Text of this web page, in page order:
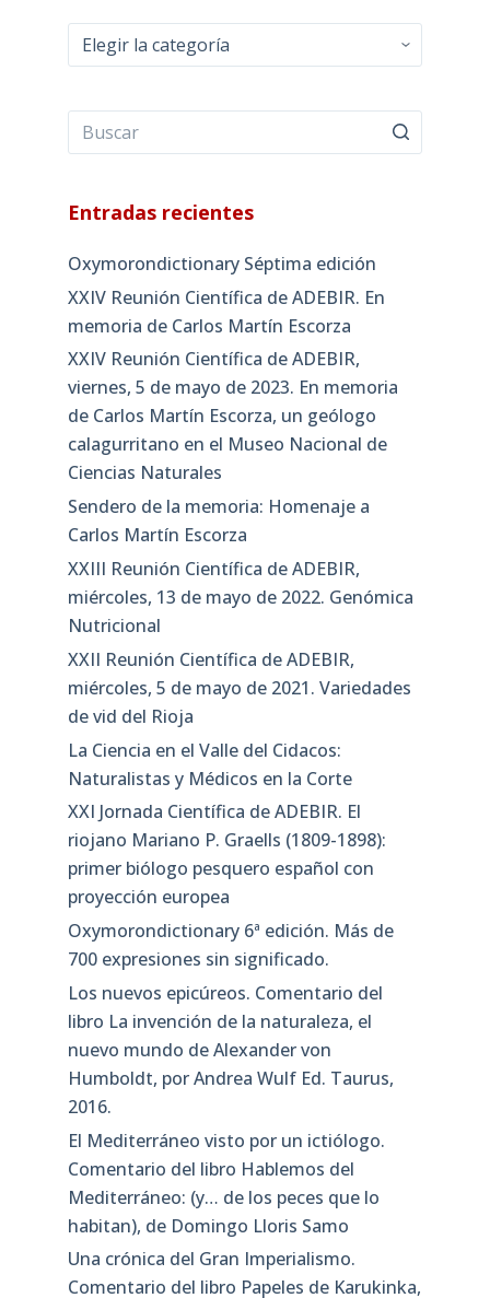
Categorías
Entradas recientes
Oxymorondictionary Séptima edición
XXIV Reunión Científica de ADEBIR. En
memoria de Carlos Martín Escorza
XXIV Reunión Científica de ADEBIR,
viernes, 5 de mayo de 2023. En memoria
de Carlos Martín Escorza, un geólogo
calagurritano en el Museo Nacional de
Ciencias Naturales
Sendero de la memoria: Homenaje a
Carlos Martín Escorza
XXIII Reunión Científica de ADEBIR,
miércoles, 13 de mayo de 2022. Genómica
Nutricional
XXII Reunión Científica de ADEBIR,
miércoles, 5 de mayo de 2021. Variedades
de vid del Rioja
La Ciencia en el Valle del Cidacos:
Naturalistas y Médicos en la Corte
XXI Jornada Científica de ADEBIR. El
riojano Mariano P. Graells (1809-1898):
primer biólogo pesquero español con
proyección europea
Oxymorondictionary 6ª edición. Más de
700 expresiones sin significado.
Los nuevos epicúreos. Comentario del
libro La invención de la naturaleza, el
nuevo mundo de Alexander von
Humboldt, por Andrea Wulf Ed. Taurus,
2016.
El Mediterráneo visto por un ictiólogo.
Comentario del libro Hablemos del
Mediterráneo: (y… de los peces que lo
habitan), de Domingo Lloris Samo
Una crónica del Gran Imperialismo.
Comentario del libro Papeles de Karukinka,